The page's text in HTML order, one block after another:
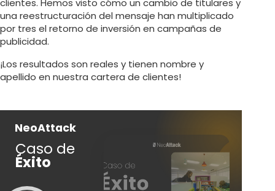
NeoAttack
Caso de
Éxito
una reestructuración del mensaje han multiplicado
por tres el retorno de inversión en campañas de
publicidad.
¡Los resultados son reales y tienen nombre y
apellido en nuestra cartera de clientes!